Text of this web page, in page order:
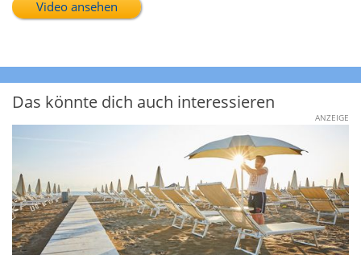
Video ansehen
Das könnte dich auch interessieren
ANZEIGE